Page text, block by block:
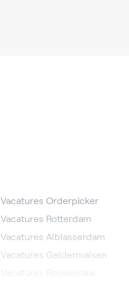
Vacatures Orderpicker
Vacatures Rotterdam
Vacatures Alblasserdam
Vacatures Geldermalsen